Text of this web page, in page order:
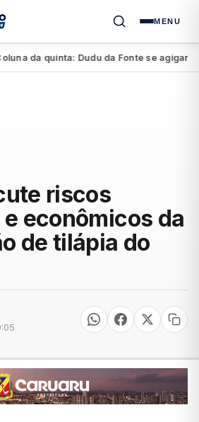
MENU
da quinta: Dudu da Fonte se agiganta na
riscos
econômicos da
de tilápia do